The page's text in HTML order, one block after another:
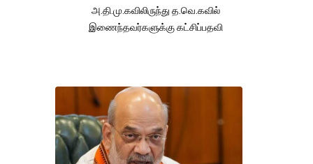
அ.தி.மு.கவிலிருந்து த.வெ.கவில்
இணைந்தவர்களுக்கு கட்சிப்பதவி